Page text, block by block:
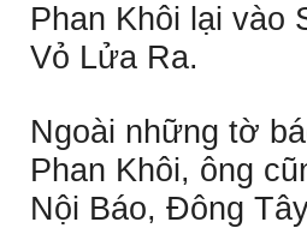
Phan Khôi lại vào
Vỏ Lửa Ra.
Ngoài những tờ
Phan Khôi, ông
Nội Báo, Ðông